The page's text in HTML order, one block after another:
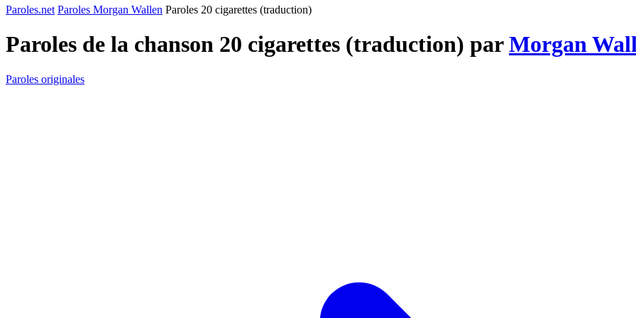
Paroles.net Paroles Morgan Wallen Paroles 20 cigarettes (traduction)
Paroles de la chanson 20 cigarettes (traduction) parMorgan
Paroles originales